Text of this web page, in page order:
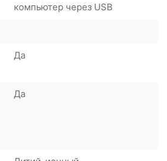
компьютер через USB
Да
Да